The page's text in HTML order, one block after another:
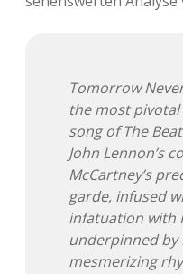
Tomorrow
the most
song of The
John Lennon’s
McCartney’s
garde, infused
infatuation with
underpinned by
mesmerizing